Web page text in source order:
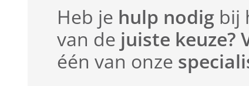
Heb je hulp nodig bij
van de juiste keuze?
één van onze